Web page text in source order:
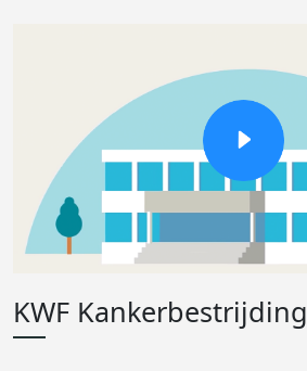
KWF Kankerbestrijding